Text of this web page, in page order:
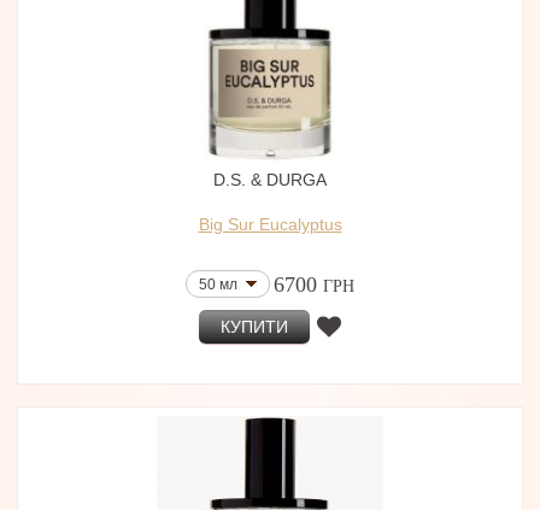
D.S. & DURGA
Big Sur Eucalyptus
50 мл 6700 ГРН
КУПИТИ